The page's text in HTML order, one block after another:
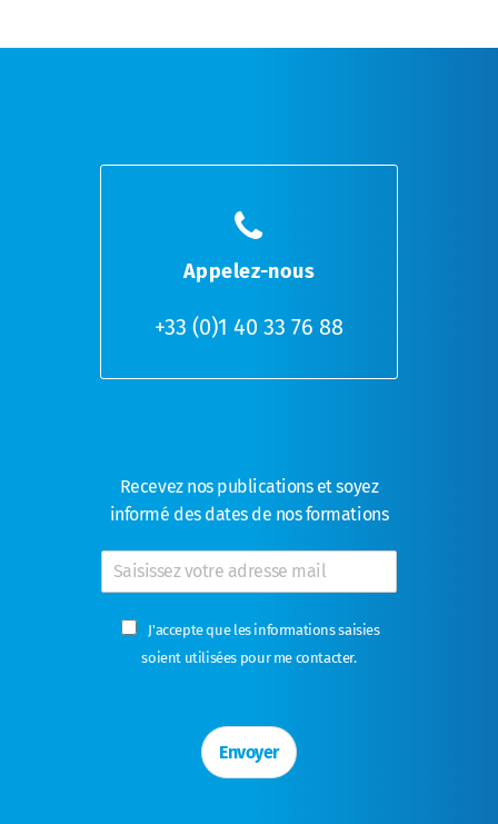
Appelez-nous
+33 (0)1 40 33 76 88
Recevez nos publications et soyez
informé des dates de nos formations
J'accepte que les informations saisies
soient utilisées pour me contacter.
Envoyer